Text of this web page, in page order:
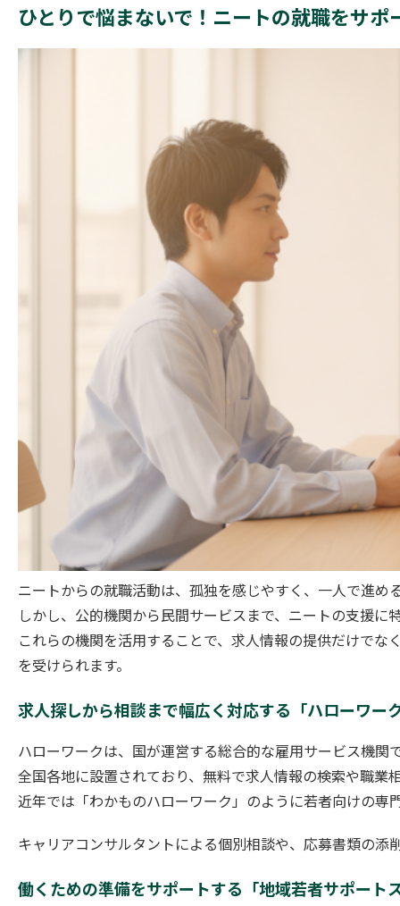
ひとりで悩まないで！ニートの就職をサポ
ニートからの就職活動は、孤独を感じやすく、一人で進め
しかし、公的機関から民間サービスまで、ニートの支援に
これらの機関を活用することで、求人情報の提供だけで
を受けられます。
求人探しから相談まで幅広く対応する「ハローワー
ハローワークは、国が運営する総合的な雇用サービス機関
全国各地に設置されており、無料で求人情報の検索や職業
近年では「わかものハローワーク」のように若者向けの
キャリアコンサルタントによる個別相談や、応募書類の添
働くための準備をサポートする「地域若者サポート